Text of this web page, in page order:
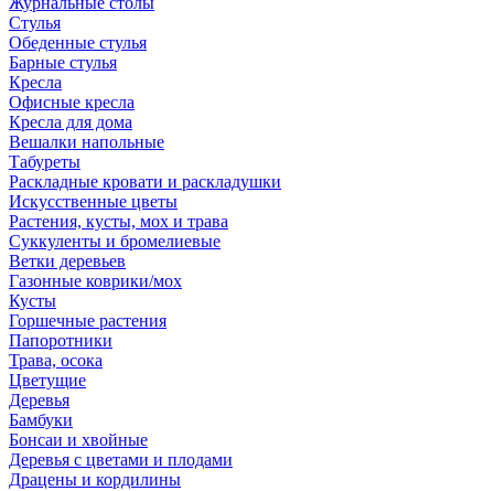
Стулья
Обеденные стулья
Барные стулья
Кресла
Офисные кресла
Кресла для дома
Вешалки напольные
Табуреты
Раскладные кровати и раскладушки
Искусственные цветы
Растения, кусты, мох и трава
Суккуленты и бромелиевые
Ветки деревьев
Газонные коврики/мох
Кусты
Горшечные растения
Папоротники
Трава, осока
Цветущие
Деревья
Бамбуки
Бонсаи и хвойные
Деревья с цветами и плодами
Драцены и кордилины